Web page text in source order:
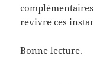
revivre ces
Bonne lecture.